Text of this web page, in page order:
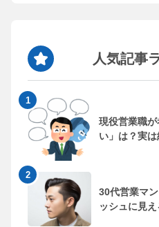
人気記事
現役営業職
い」は？実
30代営業マ
ッシュに見